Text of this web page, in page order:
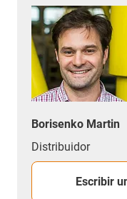
Borisenko Martin
Distribuidor
Escribir